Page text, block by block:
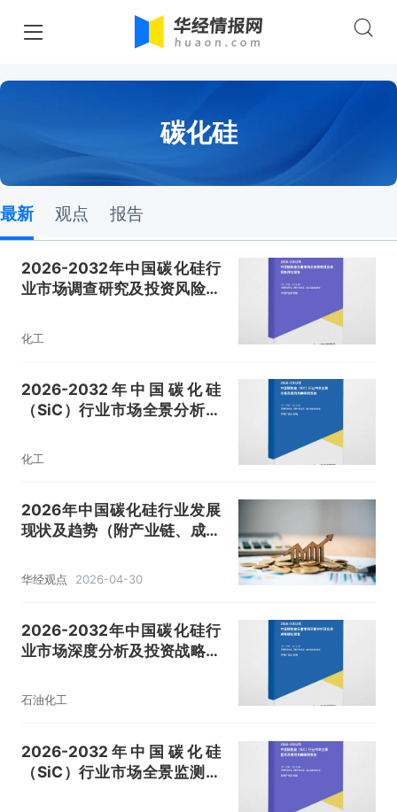
碳化硅
最新 观点 报告
2026-2032年中国碳化硅行
业市场调查研究及投资风险评
化工
2026-2032年中国碳化硅
（SiC）行业市场全景分析及
化工
2026年中国碳化硅行业发展
现状及趋势（附产业链、成本
「图」
华经观点 2026-04-30
2026-2032年中国碳化硅行
业市场深度分析及投资战略规
石油化工
2026-2032年中国碳化硅
（SiC）行业市场全景监测及